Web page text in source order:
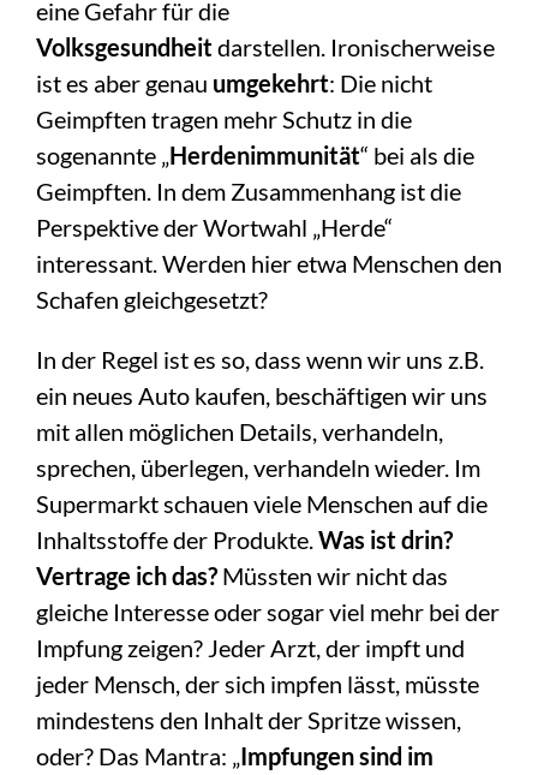
eine Gefahr für die
Volksgesundheitdarstellen. Ironischerweise
ist es aber genau umgekehrt: Die nicht
Geimpften tragen mehr Schutz in die
sogenannte „Herdenimmunität“ bei als die
Geimpften. In dem Zusammenhang ist die
Perspektive der Wortwahl „Herde“
interessant. Werden hier etwa Menschen den
Schafen gleichgesetzt?
In der Regel ist es so, dass wenn wir uns z.B.
ein neues Auto kaufen, beschäftigen wir uns
mit allen möglichen Details, verhandeln,
sprechen, überlegen, verhandeln wieder. Im
Supermarkt schauen viele Menschen auf die
Inhaltsstoffe der Produkte.Was ist drin?
Vertrage ich das?Müssten wir nicht das
gleiche Interesse oder sogar viel mehr bei der
Impfung zeigen? Jeder Arzt, der impft und
jeder Mensch, der sich impfen lässt, müsste
mindestens den Inhalt der Spritze wissen,
oder? Das Mantra: „Impfungen sind im